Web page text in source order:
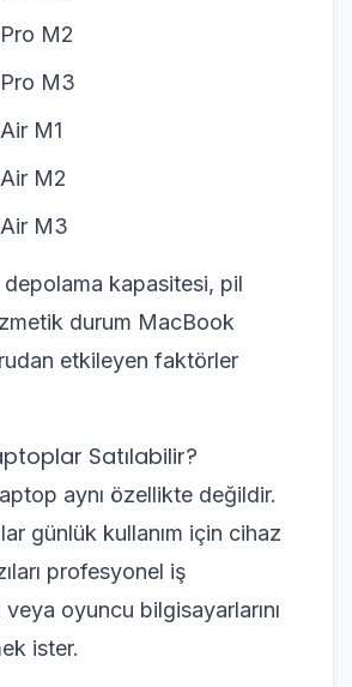
M2
M3
M1
M2
M3
kapasitesi, pil
durum MacBook
etkileyen faktörler
Satılabilir?
aynı özellikte değildir.
günlük kullanım için cihaz
profesyonel iş
veya oyuncu bilgisayarlarını
ister.